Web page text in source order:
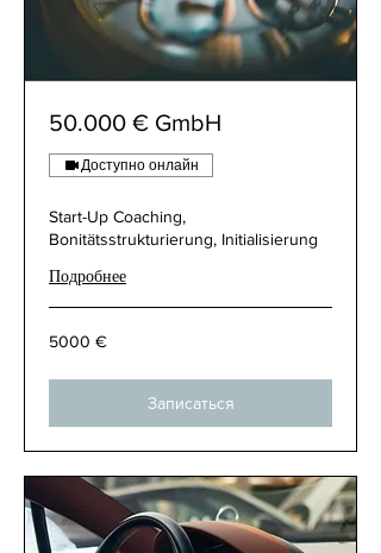
50.000 € GmbH
Доступно онлайн
Start-Up Coaching,
Bonitätsstrukturierung, Initialisierung
Подробнее
5000
€
5000 €
Записаться